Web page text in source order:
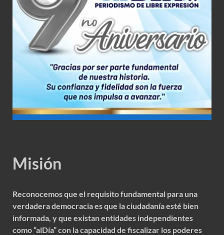
Misión
Reconocemos que el requisito fundamental para una
verdadera democracia es que la ciudadanía esté bien
informada, y que existan entidades independientes
como “alDía” con la capacidad de fiscalizar los poderes